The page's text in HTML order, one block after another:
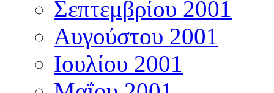
Σεπτεμβρίου 2001
Αυγούστου 2001
Ιουλίου 2001